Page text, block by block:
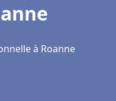
à Roanne